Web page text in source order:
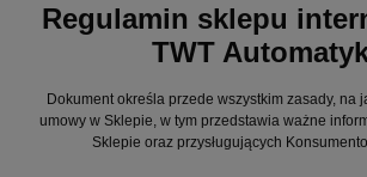
Regulamin sklepu
TWT
Dokument określa przede wszystkim zasady, na
umowy w Sklepie, w tym przedstawia ważne
Sklepie oraz przysługujących